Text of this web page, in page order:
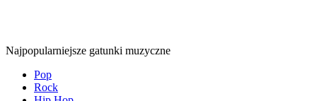
Najpopularniejsze gatunki muzyczne
Pop
Rock